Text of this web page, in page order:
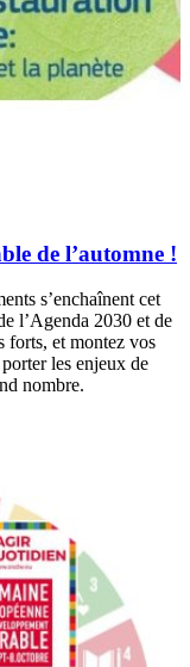
de l’automne !
s’enchaînent cet
l’Agenda 2030 et de
forts, et montez vos
les enjeux de
nombre.